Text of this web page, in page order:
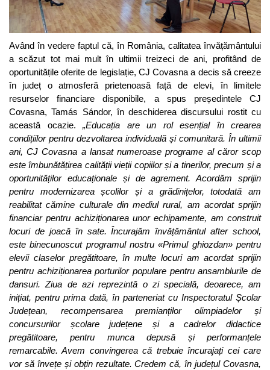
Având în vedere faptul că, în România, calitatea învățământului
a scăzut tot mai mult în ultimii treizeci de ani, profitând de
oportunitățile oferite de legislație, CJ Covasna a decis să creeze
în județ o atmosferă prietenoasă față de elevi, în limitele
resurselor financiare disponibile, a spus președintele CJ
Covasna, Tamás Sándor, în deschiderea discursului rostit cu
această ocazie. „Educația are un rol esențial în crearea
condițiilor pentru dezvoltarea individuală și comunitară. În ultimii
ani, CJ Covasna a lansat numeroase programe al căror scop
este îmbunătățirea calității vieții copiilor și a tinerilor, precum și a
oportunităților educaționale și de agrement. Acordăm sprijin
pentru modernizarea școlilor și a grădinițelor, totodată am
reabilitat cămine culturale din mediul rural, am acordat sprijin
financiar pentru achiziționarea unor echipamente, am construit
locuri de joacă în sate. Încurajăm învățământul after school,
este binecunoscut programul nostru «Primul ghiozdan» pentru
elevii claselor pregătitoare, în multe locuri am acordat sprijin
pentru achiziționarea porturilor populare pentru ansamblurile de
dansuri. Ziua de azi reprezintă o zi specială, deoarece, am
inițiat, pentru prima dată, în parteneriat cu Inspectoratul Școlar
Județean, recompensarea premianților olimpiadelor și
concursurilor școlare județene și a cadrelor didactice
pregătitoare, pentru munca depusă și performanțele
remarcabile. Avem convingerea că trebuie încurajați cei care
vor să învețe și obțin rezultate. Credem că, în județul Covasna,